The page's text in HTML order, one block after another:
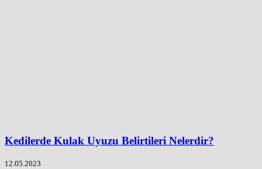
Kedilerde Kulak Uyuzu Belirtileri Nelerdir?
12.05.2023